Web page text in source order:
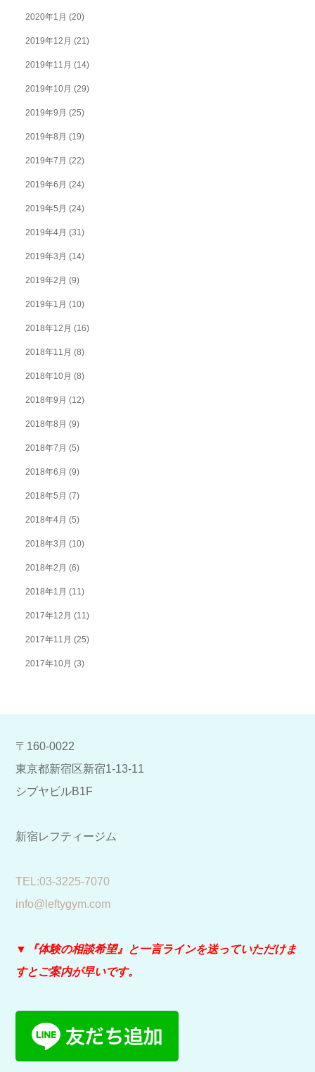
2020年1月 (20)
2019年12月 (21)
2019年11月 (14)
2019年10月 (29)
2019年9月 (25)
2019年8月 (19)
2019年7月 (22)
2019年6月 (24)
2019年5月 (24)
2019年4月 (31)
2019年3月 (14)
2019年2月 (9)
2019年1月 (10)
2018年12月 (16)
2018年11月 (8)
2018年10月 (8)
2018年9月 (12)
2018年8月 (9)
2018年7月 (5)
2018年6月 (9)
2018年5月 (7)
2018年4月 (5)
2018年3月 (10)
2018年2月 (6)
2018年1月 (11)
2017年12月 (11)
2017年11月 (25)
2017年10月 (3)
〒160-0022
東京都新宿区新宿1-13-11
シブヤビルB1F
新宿レフティージム
​TEL:03-3225-7070
info@leftygym.com
▼『体験の相談希望』と一言ラインを送っていただけま
すとご案内が早いです。